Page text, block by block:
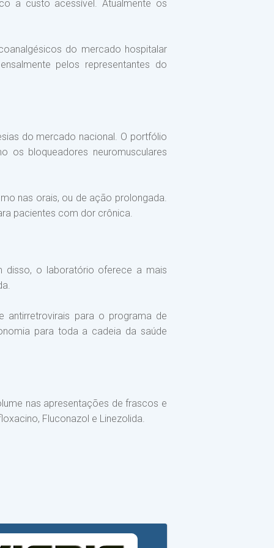
a custo acessível. Atualmente os
do mercado hospitalar
pelos representantes do
do mercado nacional. O portfólio
os bloqueadores neuromusculares
nas orais, ou de ação prolongada.
pacientes com dor crônica.
o laboratório oferece a mais
antirretrovirais para o programa de
para toda a cadeia da saúde
nas apresentações de frascos e
Fluconazol e Linezolida.